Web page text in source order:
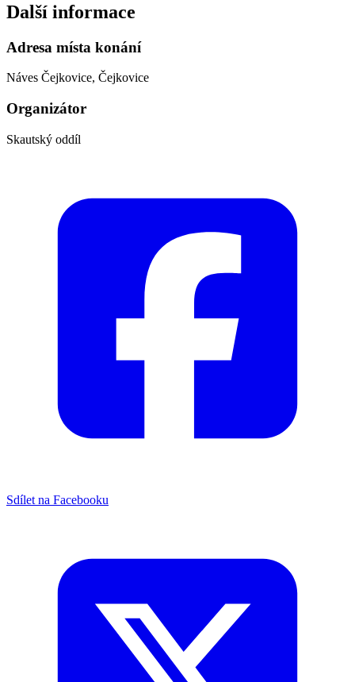
Další informace
Adresa místa konání
Náves Čejkovice, Čejkovice
Organizátor
Skautský oddíl
Sdílet na Facebooku